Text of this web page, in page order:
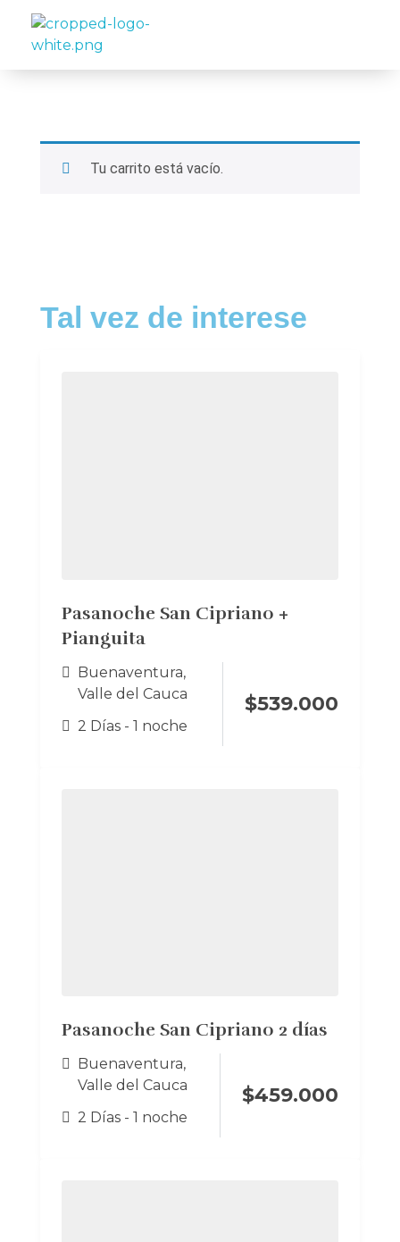
Travelea
Tu carrito está vacío.
Tal vez de interese
Pasanoche San Cipriano +
Pianguita
Buenaventura,
Valle del Cauca
2 Días - 1 noche
$539.000
Pasanoche San Cipriano 2 días
Buenaventura,
Valle del Cauca
2 Días - 1 noche
$459.000